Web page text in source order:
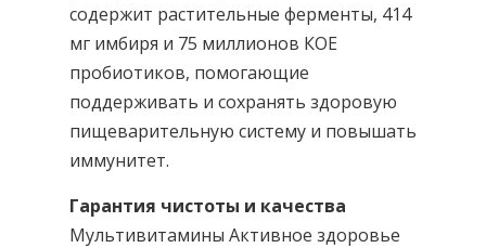
содержит растительные ферменты, 414
мг имбиря и 75 миллионов КОЕ
пробиотиков, помогающие
поддерживать и сохранять здоровую
пищеварительную систему и повышать
иммунитет.
Гарантия чистоты и качества
Мультивитамины Активное здоровье